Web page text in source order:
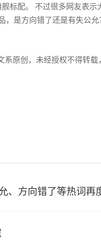
标配。 不过很多网友表示
，是方向错了还是有失公允
原创，未经授权不得转载
、方向错了等热词再